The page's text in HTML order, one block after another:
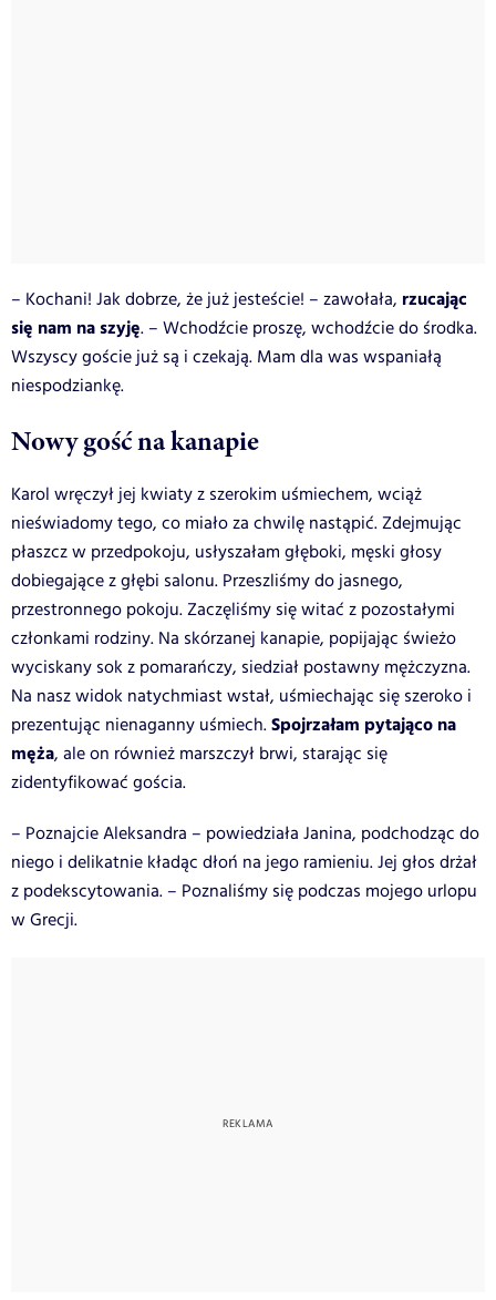
– Kochani! Jak dobrze, że już jesteście! – zawołała, rzucając
się nam na szyję. – Wchodźcie proszę, wchodźcie do środka.
Wszyscy goście już są i czekają. Mam dla was wspaniałą
niespodziankę.
Nowy gość na kanapie
Karol wręczył jej kwiaty z szerokim uśmiechem, wciąż
nieświadomy tego, co miało za chwilę nastąpić. Zdejmując
płaszcz w przedpokoju, usłyszałam głęboki, męski głosy
dobiegające z głębi salonu. Przeszliśmy do jasnego,
przestronnego pokoju. Zaczęliśmy się witać z pozostałymi
członkami rodziny. Na skórzanej kanapie, popijając świeżo
wyciskany sok z pomarańczy, siedział postawny mężczyzna.
Na nasz widok natychmiast wstał, uśmiechając się szeroko i
prezentując nienaganny uśmiech.Spojrzałam pytająco na
męża, ale on również marszczył brwi, starając się
zidentyfikować gościa.
– Poznajcie Aleksandra – powiedziała Janina, podchodząc do
niego i delikatnie kładąc dłoń na jego ramieniu. Jej głos drżał
z podekscytowania. – Poznaliśmy się podczas mojego urlopu
w Grecji.